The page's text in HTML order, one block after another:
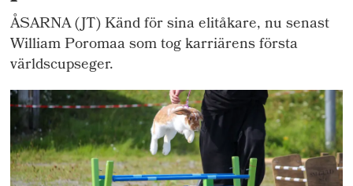
ÅSARNA (JT) Känd för sina elitåkare, nu senast
William Poromaa som tog karriärens första
världscupseger.